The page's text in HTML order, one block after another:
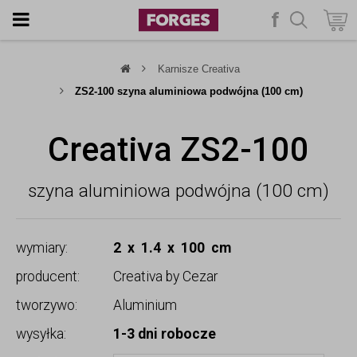
f szukaj
Karnisze Creativa
ZS2-100 szyna aluminiowa podwójna (100 cm)
szyna aluminiowa podwójna (100 cm)
Creativa ZS2-100
wymiary:
2 x 1.4 x 100 cm
producent:
Creativa by Cezar
tworzywo:
Aluminium
wysyłka:
1-3 dni robocze